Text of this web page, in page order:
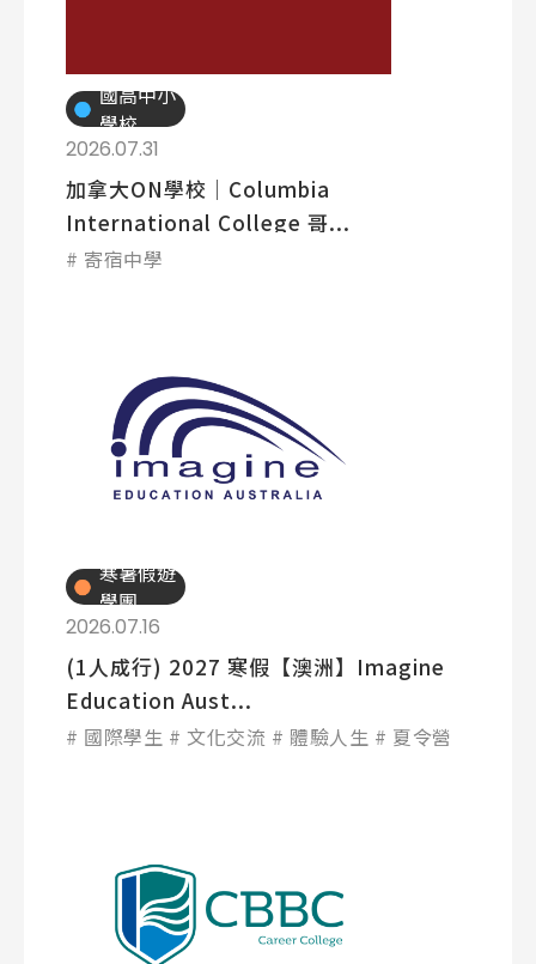
國高中小
學校
2026.07.31
加拿大ON學校│Columbia
International College 哥...
寄宿中學
寒暑假遊
學團
2026.07.16
(1人成行) 2027 寒假【澳洲】Imagine
Education Aust...
國際學生 文化交流 體驗人生 夏令營